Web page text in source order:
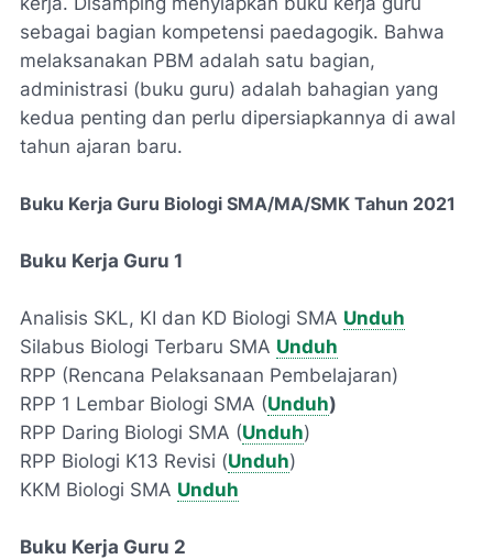
sebagai bagian kompetensi paedagogik. Bahwa
melaksanakan PBM adalah satu bagian,
administrasi (buku guru) adalah bahagian yang
kedua penting dan perlu dipersiapkannya di awal
tahun ajaran baru.
Buku Kerja Guru Biologi SMA/MA/SMK Tahun 2021
Buku Kerja Guru 1
Analisis SKL, KI dan KD Biologi SMA Unduh
Silabus Biologi Terbaru SMA Unduh
RPP (Rencana Pelaksanaan Pembelajaran)
RPP 1 Lembar Biologi SMA (Unduh)
RPP Daring Biologi SMA (Unduh)
RPP Biologi K13 Revisi (Unduh)
KKM Biologi SMA Unduh
Buku Kerja Guru 2